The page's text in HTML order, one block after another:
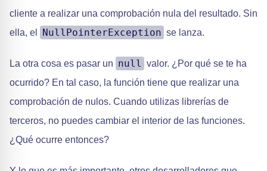
cliente a realizar una comprobación nula del resultado. Sin
ella, el
NullPointerException se lanza.
La otra cosa es pasar un null valor. ¿Por qué se te ha
ocurrido? En tal caso, la función tiene que realizar una
comprobación de nulos. Cuando utilizas librerías de
terceros, no puedes cambiar el interior de las funciones.
¿Qué ocurre entonces?